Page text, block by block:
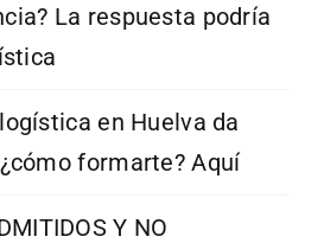
La respuesta podría
en Huelva da
formarte? Aquí
Y NO